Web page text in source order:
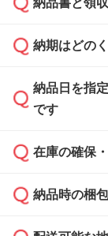
基本的には
どの場合は
また、卒業
校や幼稚園
ご希望の際
ください。
納品書・領
ず、通常は
ます。
たは注文フ
納期はどの
・印刷する
ご入金、イ
ご入金確認
納品日を指
です
ご希望の納
い。
在庫の確保
ご入金確認
納品時の梱